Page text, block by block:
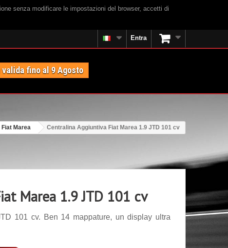
senza modificare le impostazioni del browser, accetti di
Entra
fino al 9 Agosto
Fiat Marea Centralina Aggiuntiva Fiat Marea 1.9 JTD 101 cv
Marea 1.9 JTD 101 cv
101 cv. Ben 14 mappature, un display ultra